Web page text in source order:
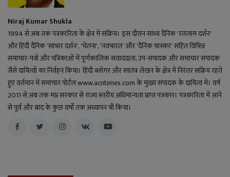
Niraj Kumar Shukla
1994 से अब तक पत्रकारिता के क्षेत्र में सक्रिय। इस दौरान सांध्य दैनिक 'रतलाम दर्शन'
और हिंदी दैनिक 'साभार दर्शन', 'चेतना', 'नवभारत' और 'दैनिक भास्कर' सहित विभिन्न
समाचार-पत्रों और पत्रिकाओं में पूर्णकालिक संवाददाता, उप-संपादक और समाचार संपादक
जैसे दायित्वों का निर्वहन किया। हिंदी ब्लॉगर और स्वतंत्र लेखन के क्षेत्र में निरंतर सक्रिय रहते
हुए वर्तमान में समाचार पोर्टल www.acntimes.com के मुख्य संपादक के दायित्व में। वर्ष
2011 से अब तक मप्र सरकार से राज्य स्तरीय अधिमान्यता प्राप्त पत्रकार। पत्रकारिता में आने
से पूर्व और बाद के कुछ वर्षों तक अध्यापन भी किया।